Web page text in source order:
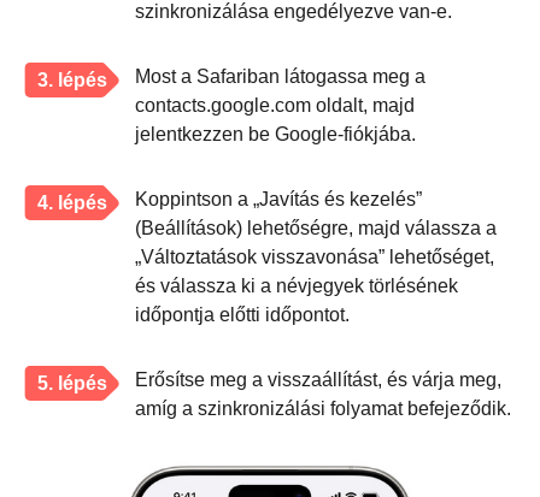
szinkronizálása engedélyezve van-e.
3. lépés
Most a Safariban látogassa meg a
contacts.google.com oldalt, majd
jelentkezzen be Google-fiókjába.
4. lépés
Koppintson a „Javítás és kezelés”
(Beállítások) lehetőségre, majd válassza a
„Változtatások visszavonása” lehetőséget,
és válassza ki a névjegyek törlésének
időpontja előtti időpontot.
5. lépés
Erősítse meg a visszaállítást, és várja meg,
amíg a szinkronizálási folyamat befejeződik.